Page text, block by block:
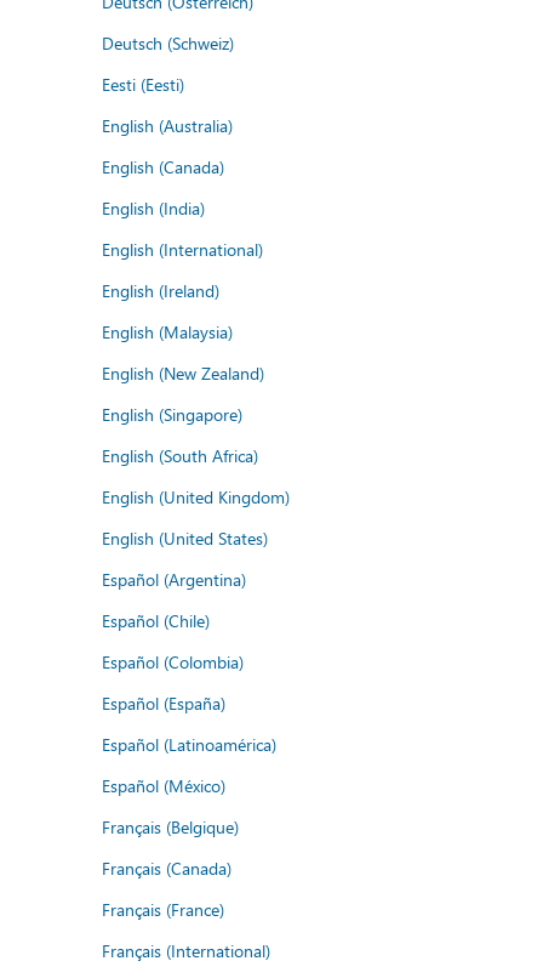
Deutsch (Schweiz)
Eesti (Eesti)
English (Australia)
English (Canada)
English (India)
English (International)
English (Ireland)
English (Malaysia)
English (New Zealand)
English (Singapore)
English (South Africa)
English (United Kingdom)
English (United States)
Español (Argentina)
Español (Chile)
Español (Colombia)
Español (España)
Español (Latinoamérica)
Español (México)
Français (Belgique)
Français (Canada)
Français (France)
Français (International)